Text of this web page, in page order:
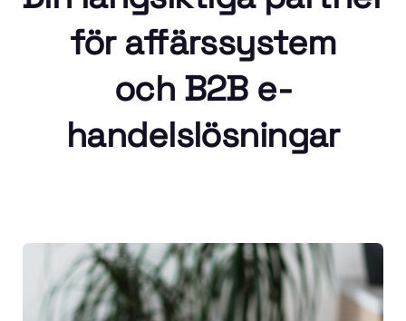
för affärssystem
och B2B e-
handelslösningar